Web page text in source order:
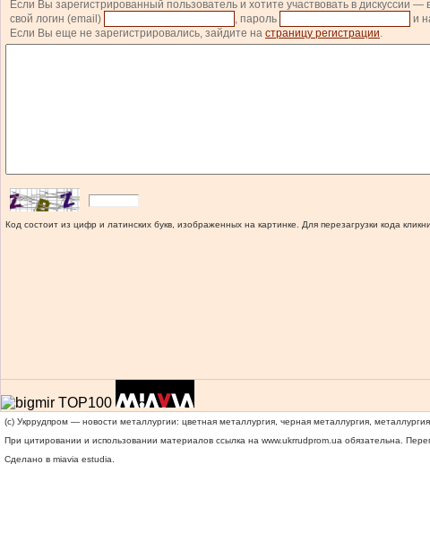
Если Вы зарегистрированный пользователь и хотите участвовать в дискуссии —
свой логин (email)
, пароль и
Если Вы еще не зарегистрировались, зайдите на страницу регистрации.
Код состоит из цифр и латинских букв, изображенных на картинке. Для перезагрузки кода
(c) Укррудпром — новости металлургии: цветная металлургия, черная металлургия,
При цитировании и использовании материалов ссылка на www.ukrrudprom.ua обязательна.
Сделано в miavia estudia.